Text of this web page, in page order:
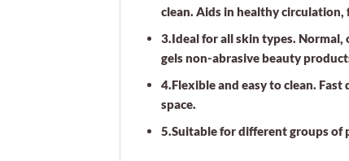
clean. Aids in healthy
3.Ideal for all skin types.
gels non-abrasive beauty
4.Flexible and easy to clean.
space.
5.Suitable for different groups of